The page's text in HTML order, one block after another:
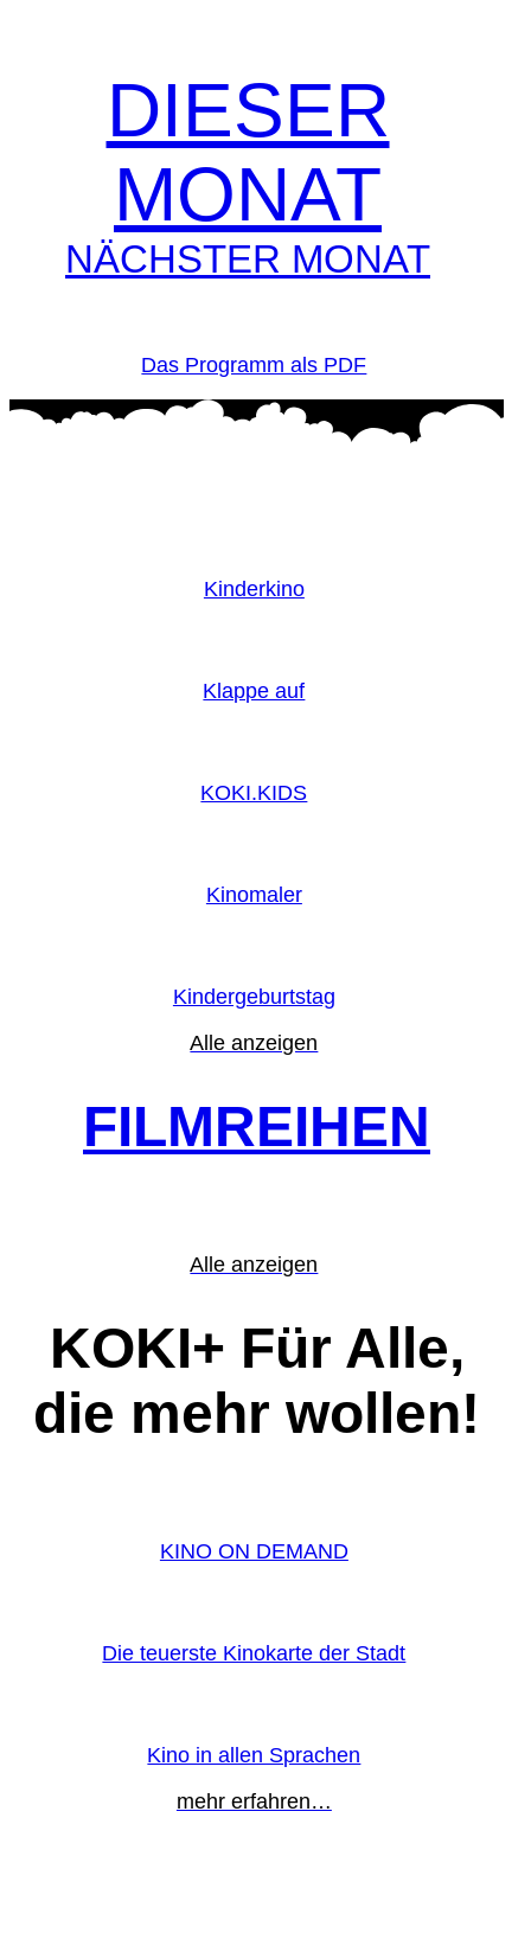
DIESER
MONAT
NÄCHSTER MONAT
Das Programm als PDF
Kinderkino
Klappe auf
KOKI.KIDS
Kinomaler
Kindergeburtstag
Alle anzeigen
FILMREIHEN
Alle anzeigen
KOKI+ Für Alle,
die mehr wollen!
KINO ON DEMAND
Die teuerste Kinokarte der Stadt
Kino in allen Sprachen
mehr erfahren…